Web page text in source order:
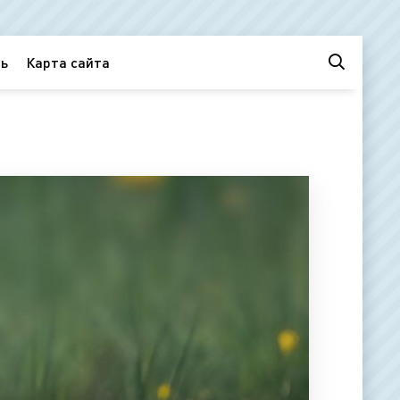
Карта сайта